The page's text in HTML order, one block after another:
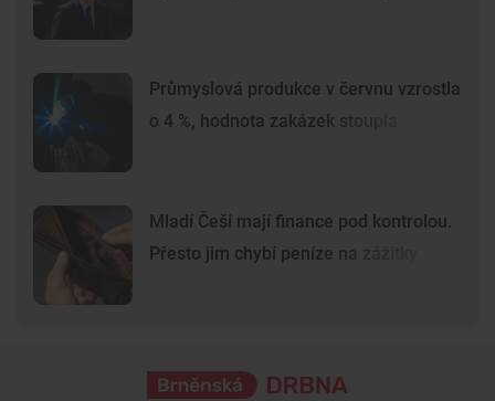
Průmyslová produkce v červnu vzrostla
o 4 %, hodnota zakázek stoupla
Mladí Češi mají finance pod kontrolou.
Přesto jim chybí peníze na zážitky